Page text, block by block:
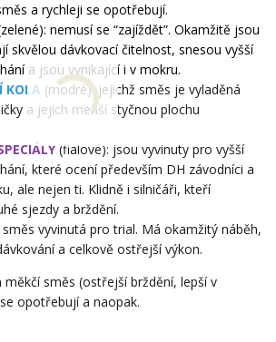
a rychleji se opotřebují.
nemusí se “zajíždět”. Okamžitě jsou
skvělou dávkovací čitelnost, snesou vyšší
a jsou vynikající i v mokru.
KOLA (modré): jejichž směs je vyladěná
a jejich menší styčnou plochu
(fialové): jsou vyvinuty pro vyšší
které ocení především DH závodníci a
ale nejen ti. Klidně i silničáři, kteří
sjezdy a brždění.
směs vyvinutá pro trial. Má okamžitý náběh,
a celkově ostřejší výkon.
měkčí směs (ostřejší brždění, lepší v
opotřebují a naopak.